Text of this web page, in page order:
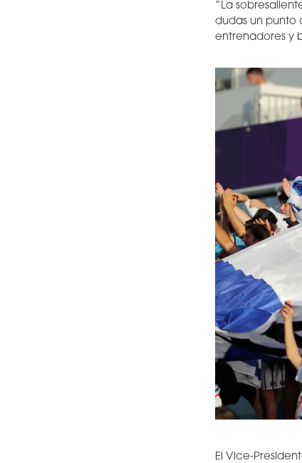
“La
dudas un punto
entrenadores y
El Vice-